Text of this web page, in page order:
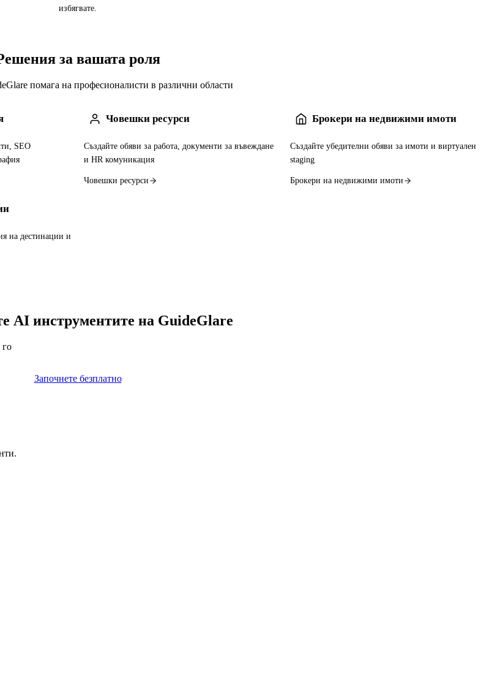
избягвате.
за вашата роля
помага на професионалисти в различни области
SEO
Човешки ресурси
Създайте обяви за работа, документи за въвеждане
и HR комуникация
Човешки ресурси
Брокери на недвижими имоти
Създайте убедителни обяви за имоти и виртуален
staging
Брокери на недвижими имоти
на дестинации и
AI инструментите на GuideGlare
го
Започнете безплатно